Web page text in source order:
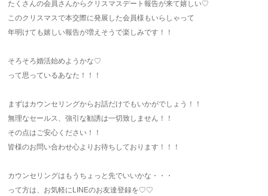
たくさんの会員さんからクリスマスデート報告が来て嬉しい♡
このクリスマスで本交際に発展した会員様もいらしゃって
年明けても嬉しい報告が増えそうで楽しみです！！
そろそろ婚活始めようかな♡
って思っているあなた！！！
まずはカウンセリングからお話だけでもいかがでしょう！！
無理なセールス、強引な勧誘は一切致しません！！
その点はご安心ください！！
皆様のお問い合わせ心よりお待ちしております！！！
カウンセリングはもうちょっと先でいいかな・・・
って方は、お気軽にLINEのお友達登録を♡♡